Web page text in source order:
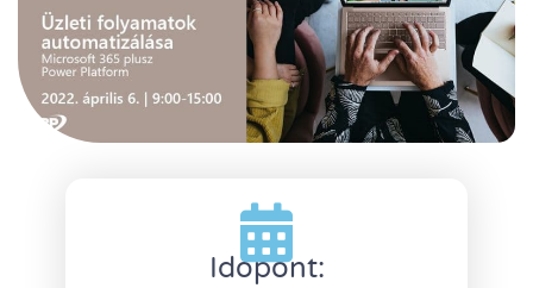
Időpont: